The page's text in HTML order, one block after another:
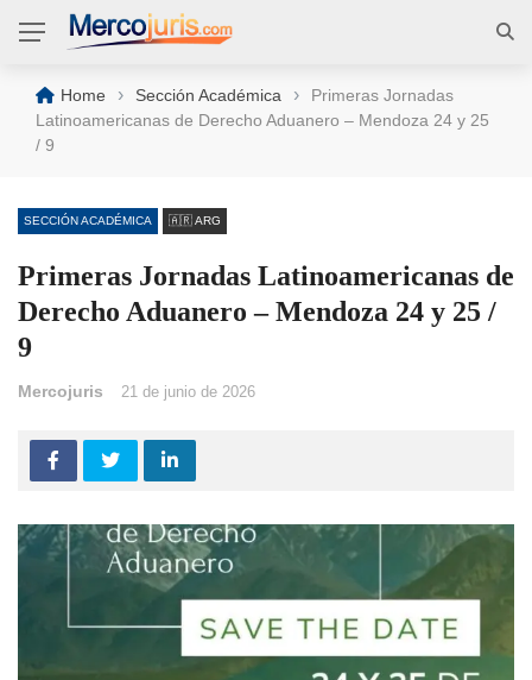
Home › Sección Académica ›
Primeras Jornadas
Latinoamericanas de Derecho Aduanero – Mendoza 24 y 25
/ 9
SECCIÓN ACADÉMICA 🇦🇷 ARG
Primeras Jornadas Latinoamericanas de
Derecho Aduanero – Mendoza 24 y 25 /
9
Mercojuris 21 de junio de 2026